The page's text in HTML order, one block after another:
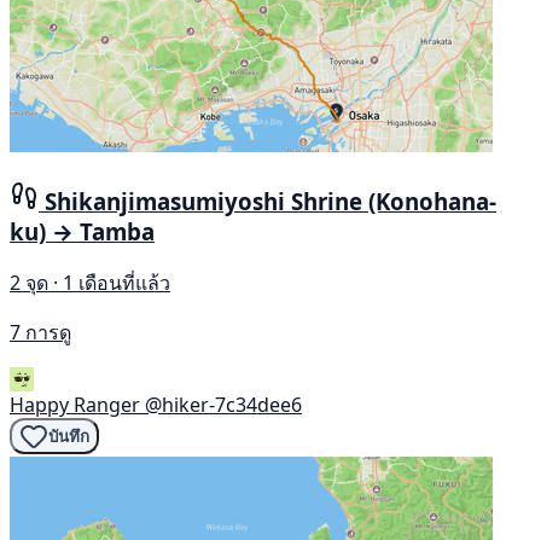
Shikanjimasumiyoshi Shrine (Konohana-
ku) → Tamba
2 จุด · 1 เดือนที่แล้ว
7 การดู
Happy Ranger @hiker-7c34dee6
บันทึก